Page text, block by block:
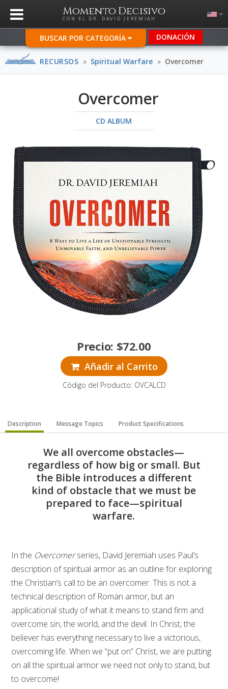
Momento Decisivo
CON EL DR. DAVID JEREMIAH
BUSCAR POR CATEGORÍA DONACIÓN
RECURSOS » Spiritual Warfare » Overcomer
Overcomer
CD ALBUM
Precio: $72.00
Añadir al Carrito
Código del Producto: OVCALCD
Description Message Topics Product Specifications
We all overcome obstacles—
regardless of how big or small. But
the Bible introduces a different
kind of obstacle that we must be
prepared to face—spiritual
warfare.
In the Overcomerseries, David Jeremiah uses Paul’s
description of spiritual armor as an outline for exploring
the Christian’s call to be an overcomer. This is not a
technical description of Roman armor, but an
applicational study of what it means to stand firm and
overcome sin, the world, and the devil. In Christ, the
believer has everything necessary to live a victorious,
overcoming life. When we “put on” Christ, we are putting
on all the spiritual armor we need not only to stand, but
to overcome!